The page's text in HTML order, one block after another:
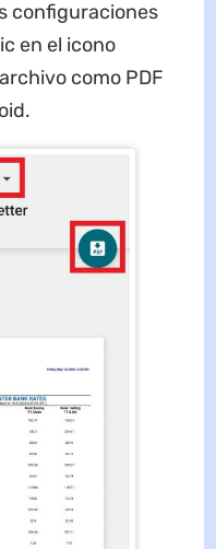
configuraciones
en el icono
como PDF